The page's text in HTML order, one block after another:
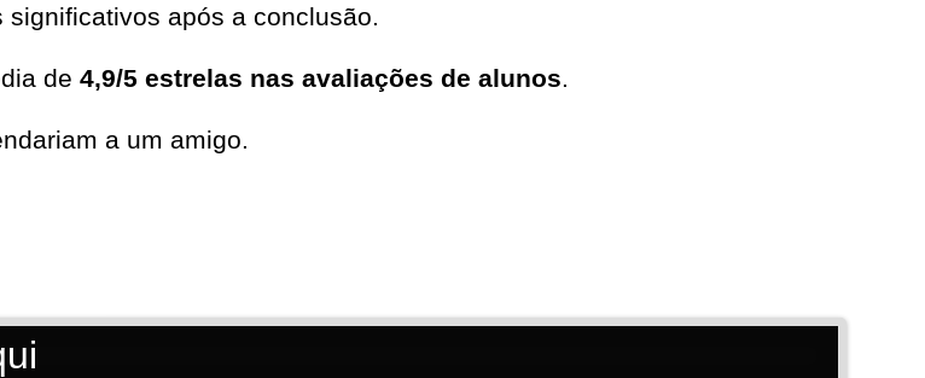
após a conclusão.
de 4,9/5 estrelas nas avaliações de alunos
a um amigo.